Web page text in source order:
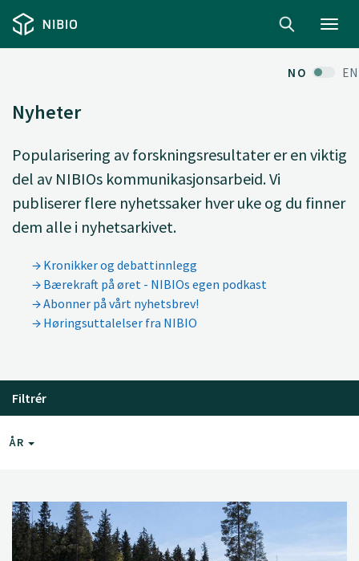
NO EN
Nyheter
Popularisering av forskningsresultater er en viktig
del av NIBIOs kommunikasjonsarbeid. Vi
publiserer flere nyhetssaker hver uke og du finner
dem alle i nyhetsarkivet.
Kronikker og debattinnlegg
Bærekraft på øret - NIBIOs egen podkast
Abonner på vårt nyhetsbrev!
Høringsuttalelser fra NIBIO
Filtrér
ÅR